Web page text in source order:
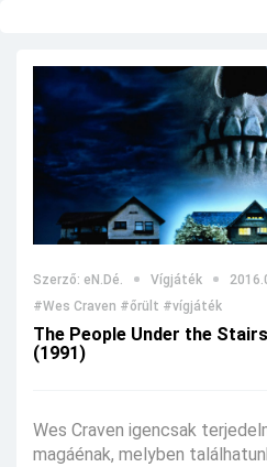
Szerző: eN.Dé. Vígjáték
#Wes Craven #őrült #vígjáték
The People Under the
(1991)
Wes Craven igencsak
magáénak, melyben